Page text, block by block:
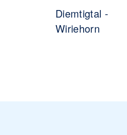
Diemtigtal -
Wiriehorn